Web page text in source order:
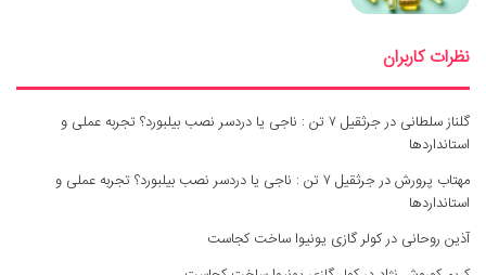
نظرات کاربران
گلناز سلطانی در
جرثقیل ۷ تن : ناجی یا دردسر نصب بیلبورد؟ تجربه عملی و
استانداردها
مهتاب پرورشدر
جرثقیل ۷ تن : ناجی یا دردسر نصب بیلبورد؟ تجربه عملی و
استانداردها
آذین روحانی درکولر گازی یونیوا ساخت کجاست